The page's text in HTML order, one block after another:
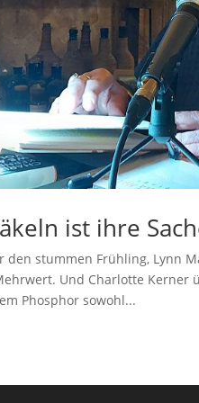
ist ihre
den stummen Frühling, Lynn
Und Charlotte
Phosphor sowohl...